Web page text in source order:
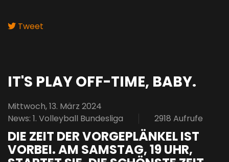
Tweet
IT'S PLAY OFF-TIME, BABY.
Mittwoch, 13. März 2024
News: 1. Volleyball Bundesliga
2918 Aufrufe
DIE ZEIT DER VORGEPLÄNKEL IST
VORBEI. AM SAMSTAG, 19 UHR,